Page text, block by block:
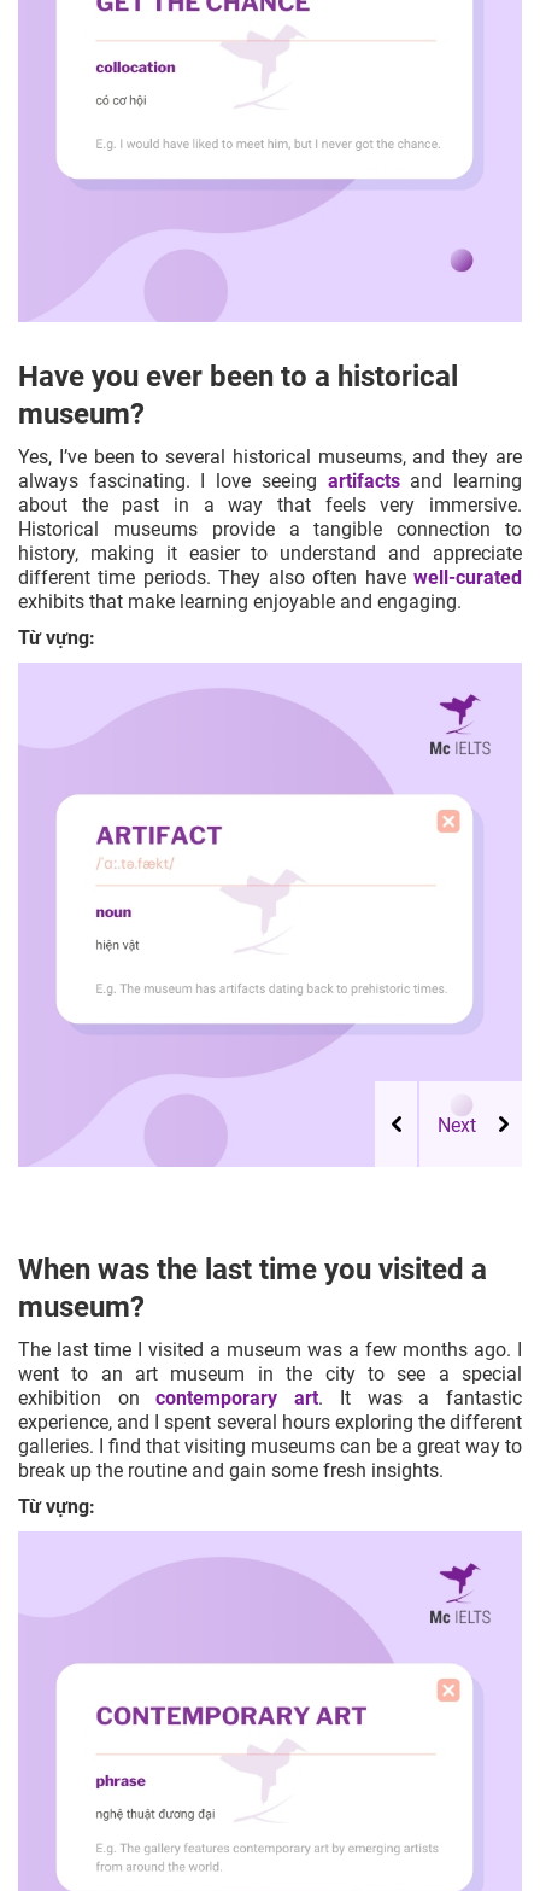
Have you ever been to a historical
museum?
Yes, I’ve been to several historical museums, and they are
always fascinating. I love seeing artifactsand learning
about the past in a way that feels very immersive.
Historical museums provide a tangible connection to
history, making it easier to understand and appreciate
different time periods. They also often have well-curated
exhibits that make learning enjoyable and engaging.
Từ vựng:
When was the last time you visited a
museum?
The last time I visited a museum was a few months ago. I
went to an art museum in the city to see a special
exhibition oncontemporary art. It was a fantastic
experience, and I spent several hours exploring the different
galleries. I find that visiting museums can be a great way to
break up the routine and gain some fresh insights.
Từ vựng: